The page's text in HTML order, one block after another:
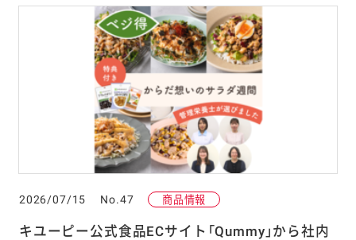
2026/07/15 No.47 商品情報
キユーピー公式食品ECサイト「Qummy」から社内